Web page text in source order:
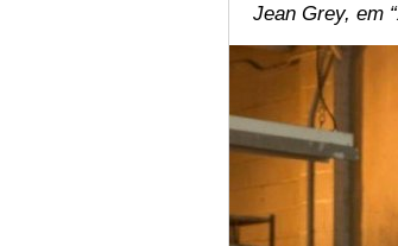
Jean Grey, em